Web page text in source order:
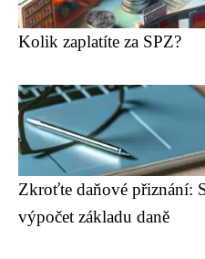
Kolik zaplatíte za SPZ?
Zkroťte daňové přiznání:
výpočet základu daně